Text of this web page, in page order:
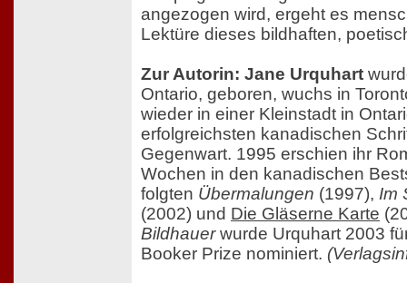
angezogen wird, ergeht es
Lektüre dieses bildhaften,
Zur Autorin: Jane Urquhart
Ontario, geboren, wuchs in
wieder in einer Kleinstadt in
erfolgreichsten kanadischen
Gegenwart. 1995 erschien ihr
Wochen in den kanadischen
folgten Übermalungen (1997), Im
(2002) und Die Gläserne Karte
Bildhauerwurde Urquhart 2003
Booker Prize nominiert.